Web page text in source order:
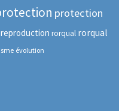
protection
reproduction rorqual rorqual
évolution